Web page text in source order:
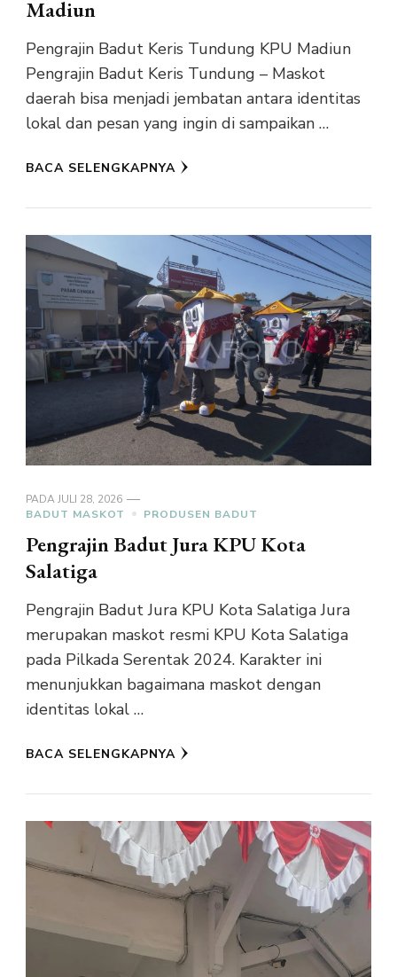
Madiun
Pengrajin Badut Keris Tundung KPU Madiun
Pengrajin Badut Keris Tundung – Maskot
daerah bisa menjadi jembatan antara identitas
lokal dan pesan yang ingin di sampaikan …
BACA SELENGKAPNYA
PADAJULI 28, 2026
BADUT MASKOT
PRODUSEN BADUT
Pengrajin Badut Jura KPU Kota
Salatiga
Pengrajin Badut Jura KPU Kota Salatiga Jura
merupakan maskot resmi KPU Kota Salatiga
pada Pilkada Serentak 2024. Karakter ini
menunjukkan bagaimana maskot dengan
identitas lokal …
BACA SELENGKAPNYA